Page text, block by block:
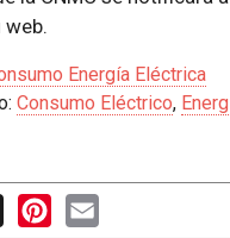
web.
Energía Eléctrica
Consumo Eléctrico,
X PinterestEmail